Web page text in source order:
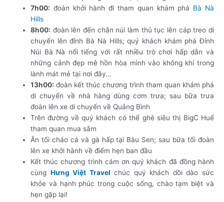
7h00: đoàn khởi hành đi tham quan khám phá Bà Nà
Hills
8h00: đoàn lên đến chân núi làm thủ tục lên cáp treo di
chuyển lên đỉnh Bà Nà Hills; quý khách khám phá Đỉnh
Núi Bà Nà nổi tiếng với rất nhiều trò chơi hấp dẫn và
những cảnh đẹp mê hồn hòa mình vào không khí trong
lành mát mẻ tại nơi đây…
13h00: đoàn kết thúc chương trình tham quan khám phá
di chuyển về nhà hàng dùng cơm trưa; sau bữa trưa
đoàn lên xe di chuyển về Quảng Bình
Trên đường về quý khách có thể ghé siêu thị BigC Huế
tham quan mua sắm
Ăn tối cháo cá và gà hấp tại Bàu Sen; sau bữa tối đoàn
lên xe khởi hành về điểm hẹn ban đầu
Kết thúc chương trình cám ơn quý khách đã đồng hành
cùng Hưng Việt Travel chúc quý khách dồi dào sức
khỏe và hạnh phúc trong cuộc sống, chào tạm biệt và
hẹn gặp lại!